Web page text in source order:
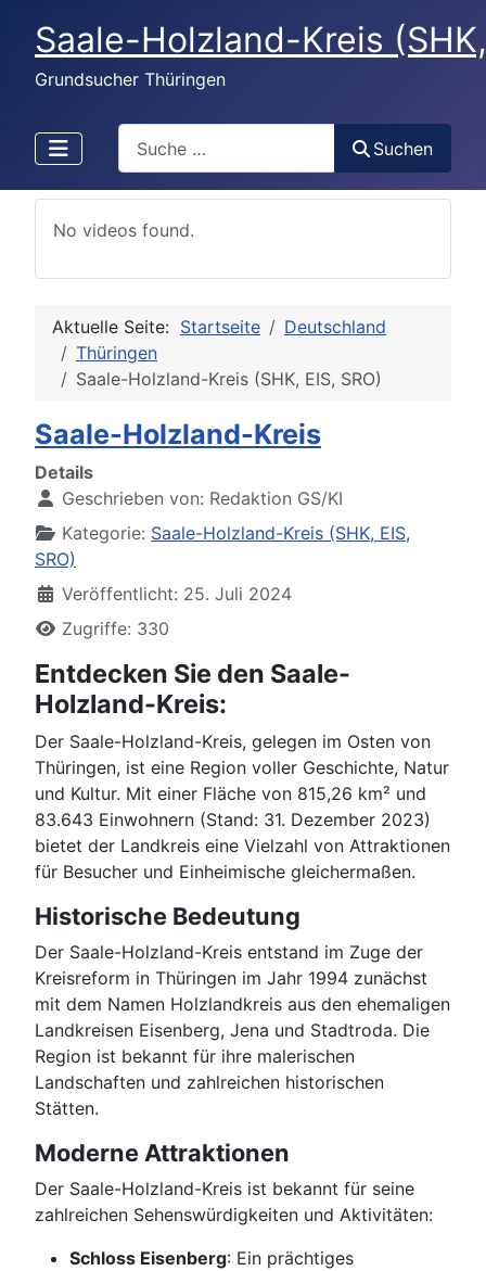
Saale-Holzland-Kreis (SHK,
Grundsucher Thüringen
Suchen
No videos found.
Aktuelle Seite: Startseite
Deutschland
Thüringen
Saale-Holzland-Kreis (SHK, EIS, SRO)
Saale-Holzland-Kreis
Details
Geschrieben von: Redaktion GS/KI
Kategorie: Saale-Holzland-Kreis (SHK, EIS,
SRO)
Veröffentlicht: 25. Juli 2024
Zugriffe: 330
Entdecken Sie den Saale-
Holzland-Kreis:
Der Saale-Holzland-Kreis, gelegen im Osten von
Thüringen, ist eine Region voller Geschichte, Natur
und Kultur. Mit einer Fläche von 815,26 km² und
83.643 Einwohnern (Stand: 31. Dezember 2023)
bietet der Landkreis eine Vielzahl von Attraktionen
für Besucher und Einheimische gleichermaßen.
Historische Bedeutung
Der Saale-Holzland-Kreis entstand im Zuge der
Kreisreform in Thüringen im Jahr 1994 zunächst
mit dem Namen Holzlandkreis aus den ehemaligen
Landkreisen Eisenberg, Jena und Stadtroda. Die
Region ist bekannt für ihre malerischen
Landschaften und zahlreichen historischen
Stätten.
Moderne Attraktionen
Der Saale-Holzland-Kreis ist bekannt für seine
zahlreichen Sehenswürdigkeiten und Aktivitäten:
Schloss Eisenberg: Ein prächtiges